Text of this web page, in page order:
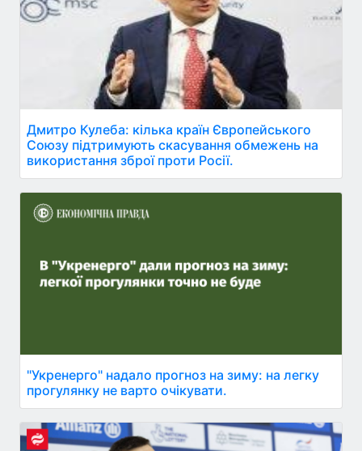
Дмитро Кулеба: кілька країн Європейського
Союзу підтримують скасування обмежень на
використання зброї проти Росії.
"Укренерго" надало прогноз на зиму: на легку
прогулянку не варто очікувати.